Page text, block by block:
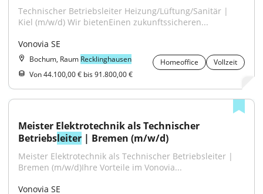
Technischer Betriebsleiter Heizung/Lüftung/Sanitär |
Kiel (m/w/d) Wir bietenEinen zukunftssicheren...
Vonovia SE
Bochum, Raum Recklinghausen Homeoffice
Vollzeit
Von 44.100,00 € bis 91.800,00 €
Meister Elektrotechnik als Technischer
Betriebsleiter | Bremen (m/w/d)
Meister Elektrotechnik als Technischer Betriebsleiter |
Bremen (m/w/d)Ihre Vorteile im Vonovia...
Vonovia SE